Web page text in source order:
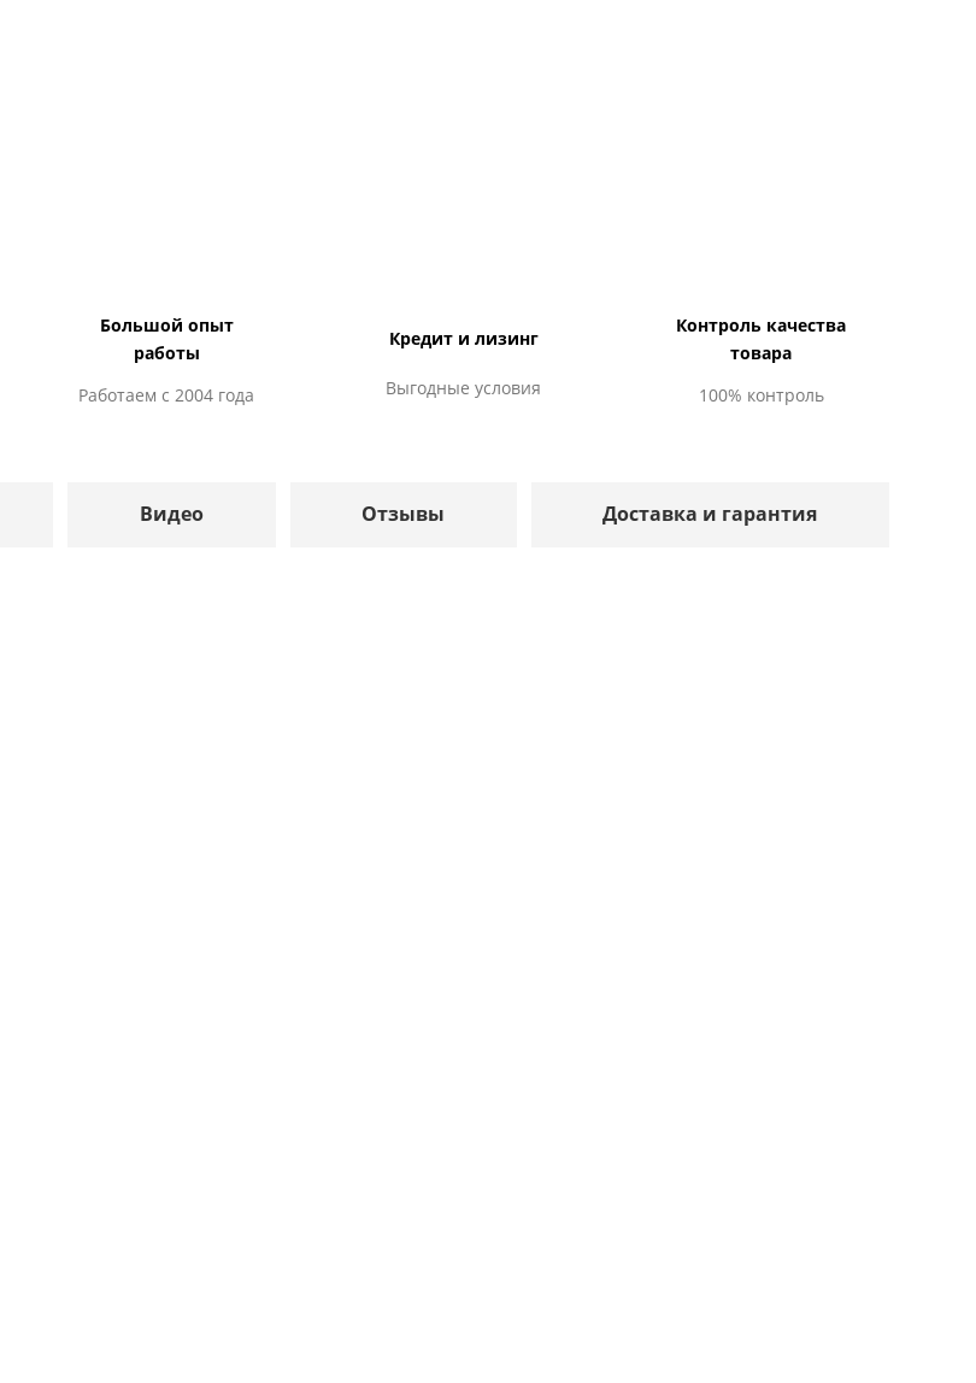
Большой опыт
работы
Работаем с 2004 года
Кредит и лизинг
Выгодные условия
Контроль качества
товара
100% контроль
Видео Отзывы Доставка и гарантия